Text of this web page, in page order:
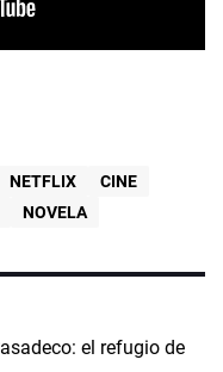
NETFLIX
CINE
NOVELA